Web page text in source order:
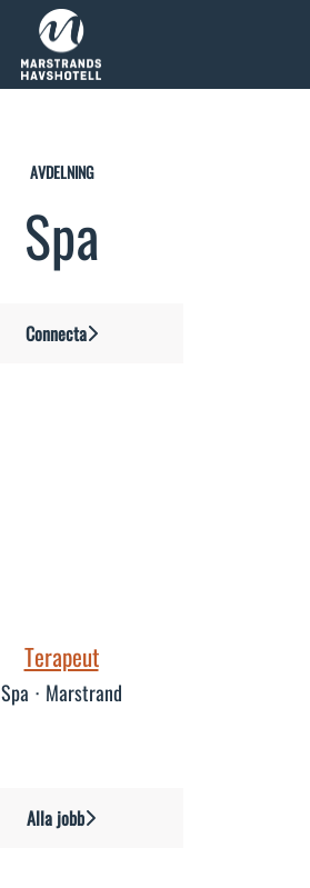
AVDELNING
Spa
Connecta
Terapeut
Spa · Marstrand
Alla jobb